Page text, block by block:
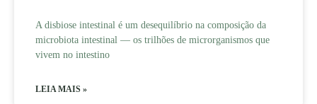
A disbiose intestinal é um desequilíbrio na composição da
microbiota intestinal — os trilhões de microrganismos que
vivem no intestino
LEIA MAIS »